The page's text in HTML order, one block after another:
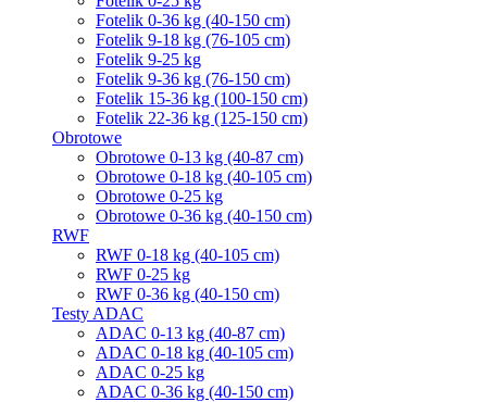
Fotelik 0-36 kg (40-150 cm)
Fotelik 9-18 kg (76-105 cm)
Fotelik 9-25 kg
Fotelik 9-36 kg (76-150 cm)
Fotelik 15-36 kg (100-150 cm)
Fotelik 22-36 kg (125-150 cm)
Obrotowe
Obrotowe 0-13 kg (40-87 cm)
Obrotowe 0-18 kg (40-105 cm)
Obrotowe 0-25 kg
Obrotowe 0-36 kg (40-150 cm)
RWF
RWF 0-18 kg (40-105 cm)
RWF 0-25 kg
RWF 0-36 kg (40-150 cm)
Testy ADAC
ADAC 0-13 kg (40-87 cm)
ADAC 0-18 kg (40-105 cm)
ADAC 0-25 kg
ADAC 0-36 kg (40-150 cm)